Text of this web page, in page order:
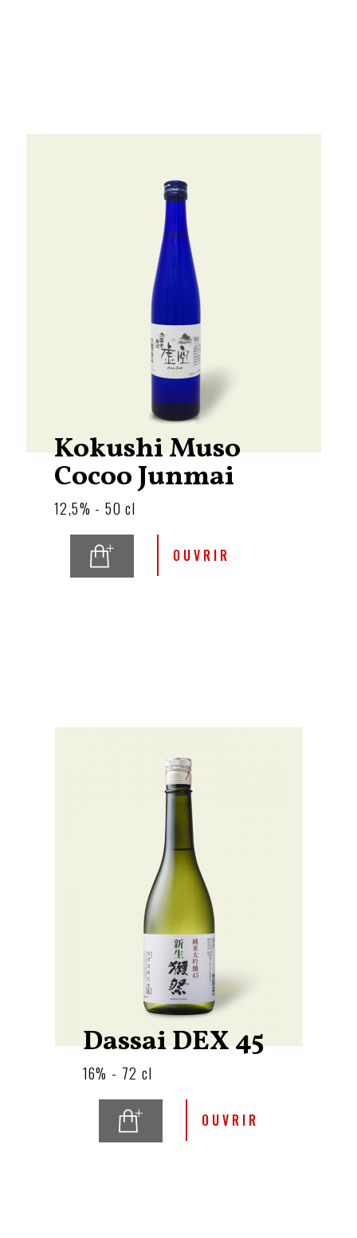
Kokushi Muso
Cocoo Junmai
12,5% - 50 cl
OUVRIR
Dassai DEX 45
16% - 72 cl
OUVRIR